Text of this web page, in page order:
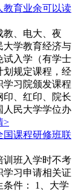
教育业余可以读
教、电大、夜
大学教育经济与
试入学（有学士
划规定课程，经
学习院颁发课程
印、红印、院长
人民大学学位办
>
国课程研修班联
训班入学时不考
学习申请相关证
件： 1、大学